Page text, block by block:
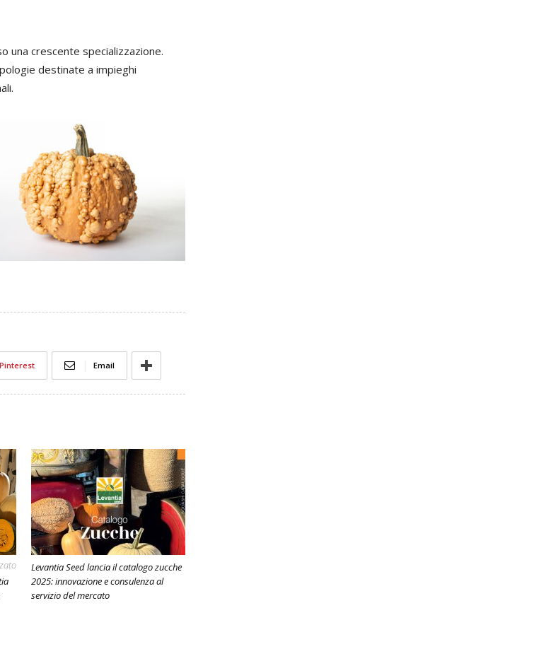
una crescente specializzazione.
destinate a impieghi
Pinterest Email
Levantia Seed lancia il catalogo zucche
2025: innovazione e consulenza al
servizio del mercato